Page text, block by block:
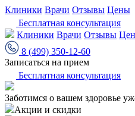
Клиники Врачи Отзывы Цены
Бесплатная консультация
Клиники Врачи Отзывы
8 (499) 350-12-60
Записаться на прием
Бесплатная консультация
Заботимся о вашем здоровье
Акции и скидки